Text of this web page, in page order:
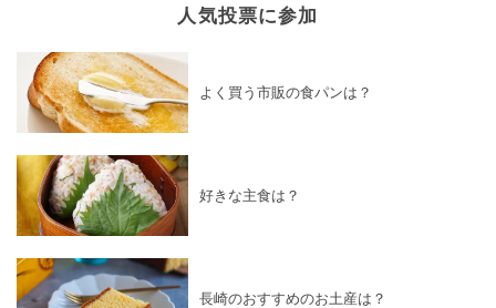
人気投票に参加
よく買う市販の食パンは？
好きな主食は？
長崎のおすすめのお土産は？